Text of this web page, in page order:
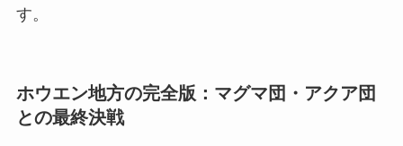
す。
ホウエン地方の完全版：マグマ団・アクア団
との最終決戦